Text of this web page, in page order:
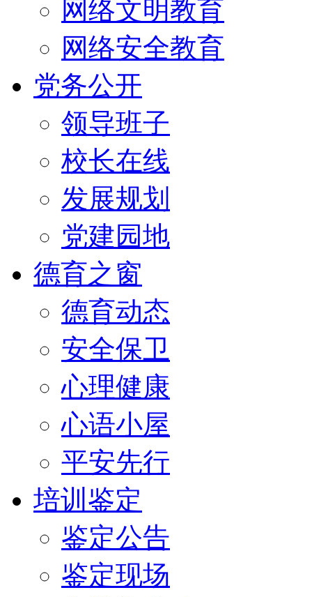
网络文明教育
网络安全教育
党务公开
领导班子
校长在线
发展规划
党建园地
德育之窗
德育动态
安全保卫
心理健康
心语小屋
平安先行
培训鉴定
鉴定公告
鉴定现场